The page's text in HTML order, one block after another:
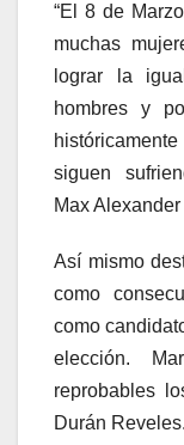
“El 8 de
muchas
lograr la
hombres y
siguen
Max Alexander
Así mismo
como
como
elección.
reprobables
Durán Reveles.